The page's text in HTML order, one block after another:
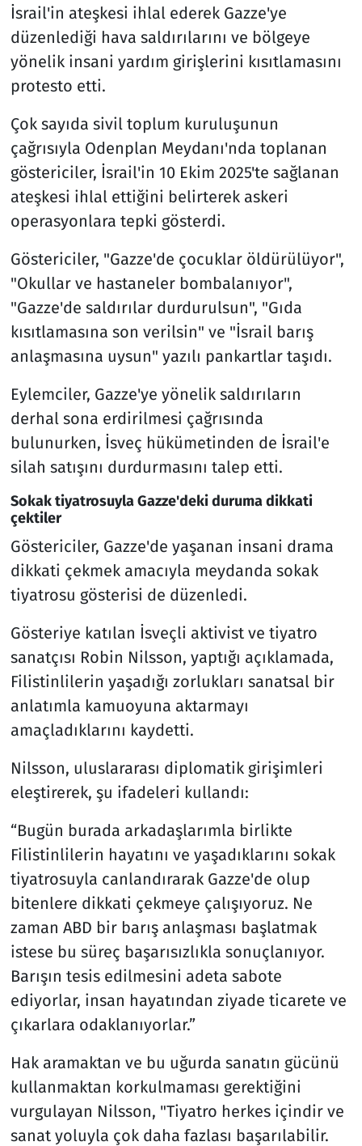
İsrail'in ateşkesi ihlal ederek Gazze'ye
düzenlediği hava saldırılarını ve bölgeye
yönelik insani yardım girişlerini kısıtlamasını
protesto etti.
Çok sayıda sivil toplum kuruluşunun
çağrısıyla Odenplan Meydanı'nda toplanan
göstericiler, İsrail'in 10 Ekim 2025'te sağlanan
ateşkesi ihlal ettiğini belirterek askeri
operasyonlara tepki gösterdi.
Göstericiler, "Gazze'de çocuklar öldürülüyor",
"Okullar ve hastaneler bombalanıyor",
"Gazze'de saldırılar durdurulsun", "Gıda
kısıtlamasına son verilsin" ve "İsrail barış
anlaşmasına uysun" yazılı pankartlar taşıdı.
Eylemciler, Gazze'ye yönelik saldırıların
derhal sona erdirilmesi çağrısında
bulunurken, İsveç hükümetinden de İsrail'e
silah satışını durdurmasını talep etti.
Sokak tiyatrosuyla Gazze'deki duruma dikkati
çektiler
Göstericiler, Gazze'de yaşanan insani drama
dikkati çekmek amacıyla meydanda sokak
tiyatrosu gösterisi de düzenledi.
Gösteriye katılan İsveçli aktivist ve tiyatro
sanatçısı Robin Nilsson, yaptığı açıklamada,
Filistinlilerin yaşadığı zorlukları sanatsal bir
anlatımla kamuoyuna aktarmayı
amaçladıklarını kaydetti.
Nilsson, uluslararası diplomatik girişimleri
eleştirerek, şu ifadeleri kullandı:
“Bugün burada arkadaşlarımla birlikte
Filistinlilerin hayatını ve yaşadıklarını sokak
tiyatrosuyla canlandırarak Gazze'de olup
bitenlere dikkati çekmeye çalışıyoruz. Ne
zaman ABD bir barış anlaşması başlatmak
istese bu süreç başarısızlıkla sonuçlanıyor.
Barışın tesis edilmesini adeta sabote
ediyorlar, insan hayatından ziyade ticarete ve
çıkarlara odaklanıyorlar.”
Hak aramaktan ve bu uğurda sanatın gücünü
kullanmaktan korkulmaması gerektiğini
vurgulayan Nilsson, "Tiyatro herkes içindir ve
sanat yoluyla çok daha fazlası başarılabilir.